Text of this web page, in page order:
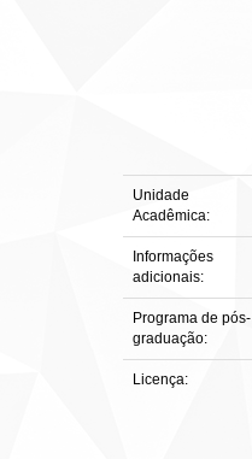
Unidade
Acadêmica:
Informações
adicionais:
Programa de pós-
graduação:
Licença: